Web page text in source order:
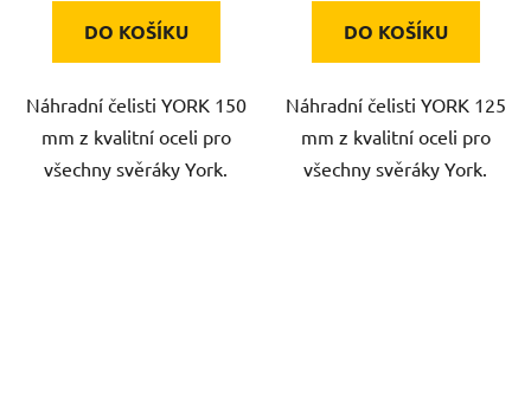
DO KOŠÍKU
Náhradní čelisti YORK 150
mm z kvalitní oceli pro
všechny svěráky York.
DO KOŠÍKU
Náhradní čelisti YORK 125
mm z kvalitní oceli pro
všechny svěráky York.